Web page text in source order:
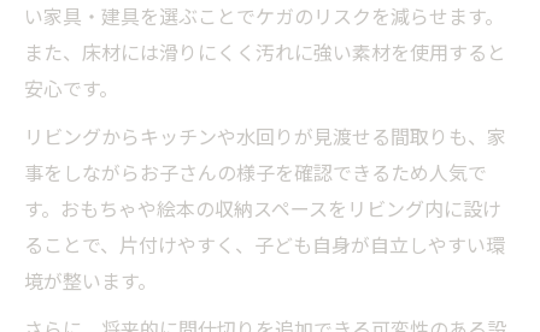
い家具・建具を選ぶことでケガのリスクを減らせます。
また、床材には滑りにくく汚れに強い素材を使用すると
安心です。
リビングからキッチンや水回りが見渡せる間取りも、家
事をしながらお子さんの様子を確認できるため人気で
す。おもちゃや絵本の収納スペースをリビング内に設け
ることで、片付けやすく、子ども自身が自立しやすい環
境が整います。